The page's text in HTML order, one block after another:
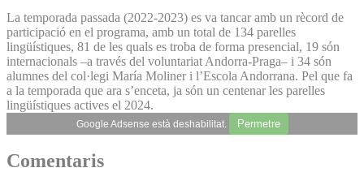
La temporada passada (2022-2023) es va tancar amb un rècord de
participació en el programa, amb un total de 134 parelles
lingüístiques, 81 de les quals es troba de forma presencial, 19 són
internacionals –a través del voluntariat Andorra-Praga– i 34 són
alumnes del col·legi María Moliner i l’Escola Andorrana. Pel que fa
a la temporada que ara s’enceta, ja són un centenar les parelles
lingüístiques actives el 2024.
Google Adsense està deshabilitat. Permetre
Comentaris